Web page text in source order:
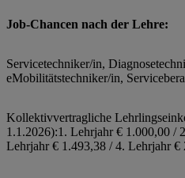
Job-Chancen nach der Lehre:
Servicetechniker/in,
eMobilitätstechniker/in,
Kollektivvertragliche
1.1.2026):1. Lehrjahr € 1.000,00 /
Lehrjahr € 1.493,38 / 4. Lehrjahr €